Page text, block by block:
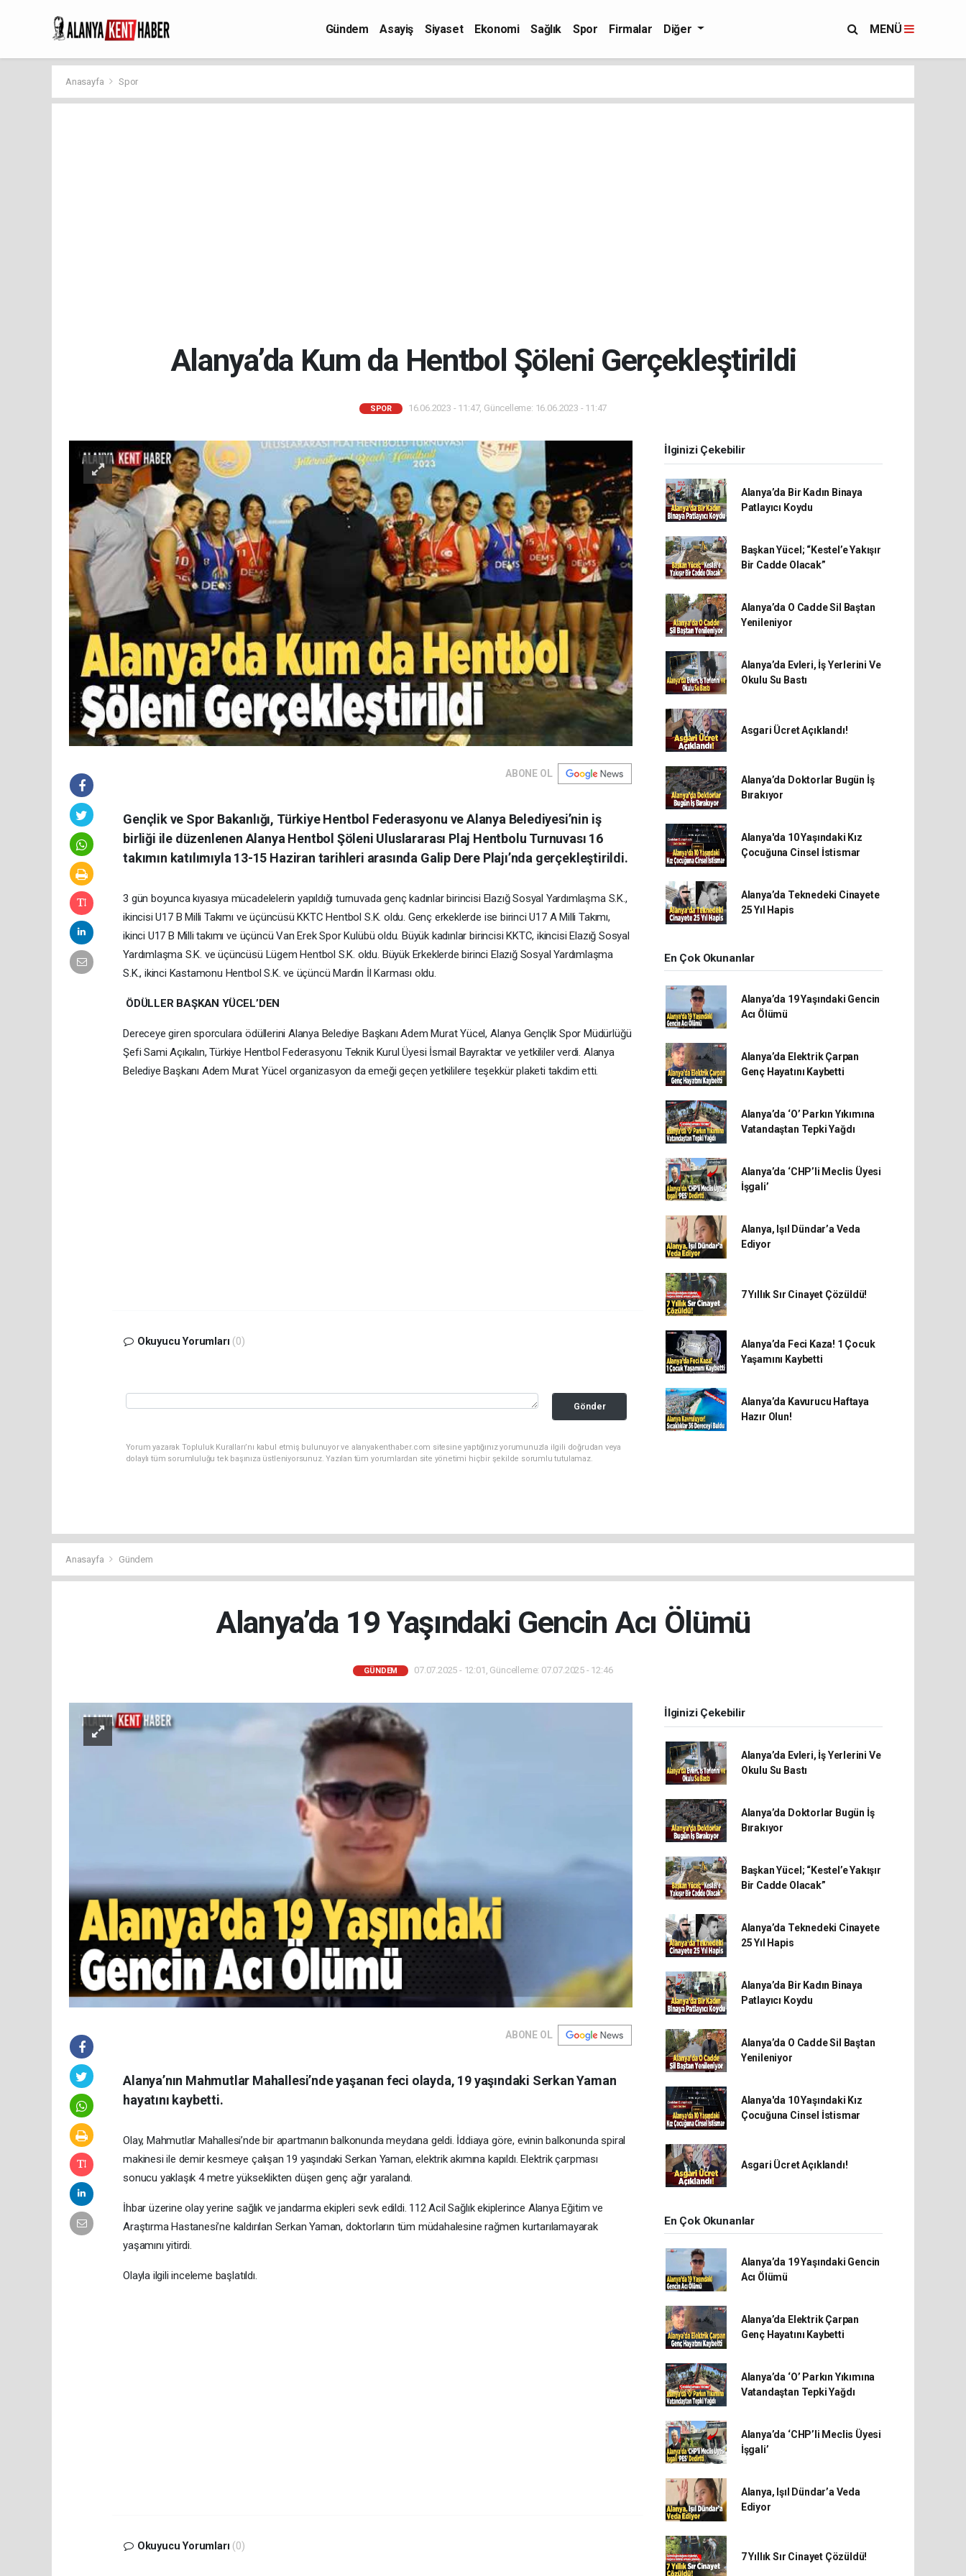
Gündem Asayiş Siyaset Ekonomi Sağlık Spor Firmalar Diğer MENÜ
Anasayfa Spor
Alanya’da Kum da Hentbol Şöleni Gerçekleştirildi
SPOR 16.06.2023 - 11:47, Güncelleme: 16.06.2023 - 11:47
ABONE OL
Gençlik ve Spor Bakanlığı, Türkiye Hentbol Federasyonu ve Alanya Belediyesi’nin iş
birliği ile düzenlenen Alanya Hentbol Şöleni Uluslararası Plaj Hentbolu Turnuvası 16
takımın katılımıyla 13-15 Haziran tarihleri arasında Galip Dere Plajı’nda gerçekleştirildi.
3 gün boyunca kıyasıya mücadelelerin yapıldığı turnuvada genç kadınlar birincisi Elazığ Sosyal Yardımlaşma S.K.,
ikincisi U17 B Milli Takımı ve üçüncüsü KKTC Hentbol S.K. oldu. Genç erkeklerde ise birinci U17 A Milli Takımı,
ikinci U17 B Milli takımı ve üçüncü Van Erek Spor Kulübü oldu. Büyük kadınlar birincisi KKTC, ikincisi Elazığ Sosyal
Yardımlaşma S.K. ve üçüncüsü Lügem Hentbol S.K. oldu. Büyük Erkeklerde birinci Elazığ Sosyal Yardımlaşma
S.K., ikinci Kastamonu Hentbol S.K. ve üçüncü Mardin İl Karması oldu.
ÖDÜLLER BAŞKAN YÜCEL’DEN
Dereceye giren sporculara ödüllerini Alanya Belediye Başkanı Adem Murat Yücel, Alanya Gençlik Spor Müdürlüğü
Şefi Sami Açıkalın, Türkiye Hentbol Federasyonu Teknik Kurul Üyesi İsmail Bayraktar ve yetkililer verdi. Alanya
Belediye Başkanı Adem Murat Yücel organizasyon da emeği geçen yetkililere teşekkür plaketi takdim etti.
Okuyucu Yorumları (0)
Gönder
Yorum yazarak Topluluk Kuralları’nı kabul etmiş bulunuyor ve alanyakenthaber.com sitesine yaptığınız yorumunuzla ilgili doğrudan veya
dolaylı tüm sorumluluğu tek başınıza üstleniyorsunuz. Yazılan tüm yorumlardan site yönetimi hiçbir şekilde sorumlu tutulamaz.
İlginizi Çekebilir
Alanya’da Bir Kadın Binaya
Patlayıcı Koydu
Başkan Yücel; “Kestel’e Yakışır
Bir Cadde Olacak”
Alanya’da O Cadde Sil Baştan
Yenileniyor
Alanya’da Evleri, İş Yerlerini Ve
Okulu Su Bastı
Asgari Ücret Açıklandı!
Alanya’da Doktorlar Bugün İş
Bırakıyor
Alanya'da 10 Yaşındaki Kız
Çocuğuna Cinsel İstismar
Alanya’da Teknedeki Cinayete
25 Yıl Hapis
En Çok Okunanlar
Alanya’da 19 Yaşındaki Gencin
Acı Ölümü
Alanya’da Elektrik Çarpan
Genç Hayatını Kaybetti
Alanya’da ‘O’ Parkın Yıkımına
Vatandaştan Tepki Yağdı
Alanya’da ‘CHP’li Meclis Üyesi
İşgali’
Alanya, Işıl Dündar’a Veda
Ediyor
7 Yıllık Sır Cinayet Çözüldü!
Alanya’da Feci Kaza! 1 Çocuk
Yaşamını Kaybetti
Alanya’da Kavurucu Haftaya
Hazır Olun!
Anasayfa Gündem
Alanya’da 19 Yaşındaki Gencin Acı Ölümü
GÜNDEM 07.07.2025 - 12:01, Güncelleme: 07.07.2025 - 12:46
ABONE OL
Alanya’nın Mahmutlar Mahallesi’nde yaşanan feci olayda, 19 yaşındaki Serkan Yaman
hayatını kaybetti.
Olay, Mahmutlar Mahallesi’nde bir apartmanın balkonunda meydana geldi. İddiaya göre, evinin balkonunda spiral
makinesi ile demir kesmeye çalışan 19 yaşındaki Serkan Yaman, elektrik akımına kapıldı. Elektrik çarpması
sonucu yaklaşık 4 metre yükseklikten düşen genç ağır yaralandı.
İhbar üzerine olay yerine sağlık ve jandarma ekipleri sevk edildi. 112 Acil Sağlık ekiplerince Alanya Eğitim ve
Araştırma Hastanesi’ne kaldırılan Serkan Yaman, doktorların tüm müdahalesine rağmen kurtarılamayarak
yaşamını yitirdi.
Olayla ilgili inceleme başlatıldı.
Okuyucu Yorumları (0)
İlginizi Çekebilir
Alanya’da Evleri, İş Yerlerini Ve
Okulu Su Bastı
Alanya’da Doktorlar Bugün İş
Bırakıyor
Başkan Yücel; “Kestel’e Yakışır
Bir Cadde Olacak”
Alanya’da Teknedeki Cinayete
25 Yıl Hapis
Alanya’da Bir Kadın Binaya
Patlayıcı Koydu
Alanya’da O Cadde Sil Baştan
Yenileniyor
Alanya'da 10 Yaşındaki Kız
Çocuğuna Cinsel İstismar
Asgari Ücret Açıklandı!
En Çok Okunanlar
Alanya’da 19 Yaşındaki Gencin
Acı Ölümü
Alanya’da Elektrik Çarpan
Genç Hayatını Kaybetti
Alanya’da ‘O’ Parkın Yıkımına
Vatandaştan Tepki Yağdı
Alanya’da ‘CHP’li Meclis Üyesi
İşgali’
Alanya, Işıl Dündar’a Veda
Ediyor
7 Yıllık Sır Cinayet Çözüldü!